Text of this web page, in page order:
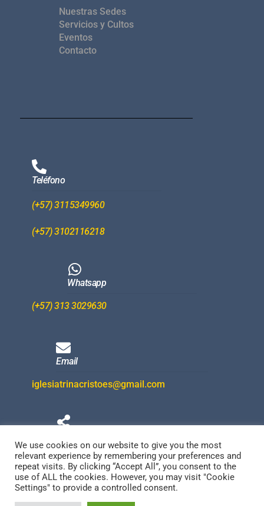
Nuestras Sedes
Servicios y Cultos
Eventos
Contacto
Teléfono
(+57) 3115349960
(+57) 3102116218
Whatsapp
(+57) 313 3029630
Email
iglesiatrinacristoes@gmail.com
We use cookies on our website to give you the most
relevant experience by remembering your preferences and
repeat visits. By clicking “Accept All”, you consent to the
use of ALL the cookies. However, you may visit "Cookie
Settings" to provide a controlled consent.